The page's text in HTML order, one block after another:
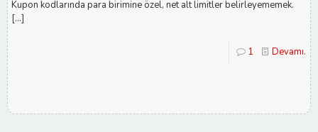
Kupon kodlarında para birimine özel, net alt limitler belirleyememek.
[…]
1 Devamı...